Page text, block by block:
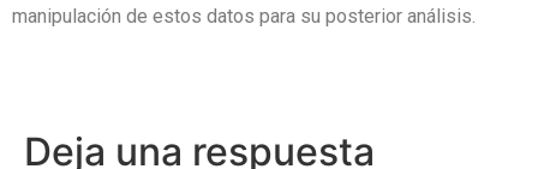
manipulación de estos datos para su posterior análisis.
Deja una respuesta